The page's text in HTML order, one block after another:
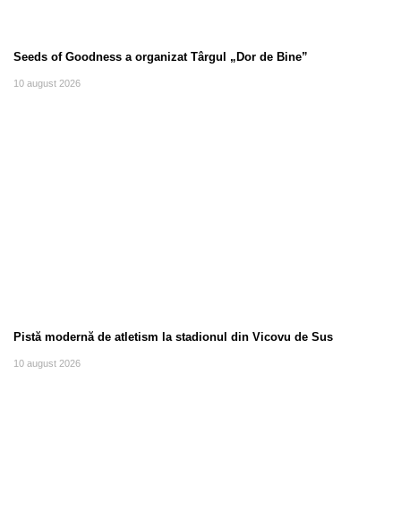
Seeds of Goodness a organizat Târgul „Dor de Bine”
10 august 2026
Pistă modernă de atletism la stadionul din Vicovu de Sus
10 august 2026